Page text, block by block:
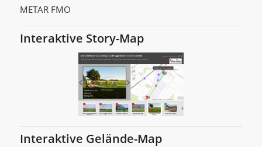
METAR FMO
Interaktive Story-Map
Interaktive Gelände-Map